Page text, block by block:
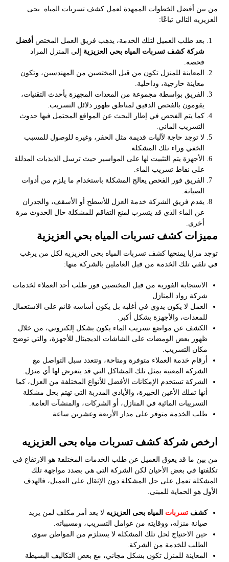
من بين أفضل الخطوات الممهدة لعمل كشف تسربات المياه بحى
العزيزيه التالي تباعًا:
بعد طلب العميل لتلك الخدمة، يذهب فريق العمل المختص أفضل
شركة كشف تسربات المياه بحي العزيزية
إلى المنزل المراد
فحصه.
المعاينة للمنزل تكون من قبل المختصين من المهندسين، وتكون
معاينة خارجية، وداخلية.
الفريق بواسطة مجموعة من المعدات المجهزة بأحدث التقنيات،
يقومون بالفحص الدقيق لمناطق ظهور دلائل التسريب.
كما يتم الفحص في إطار البحث عن المواقع المحتمل فيها حدوث
التسريب المائي.
لا توجد حاجة لآليات قديمة مثل الحفر، وغيره للوصول للمسبب
الخفي وراء تلك المشكلة.
الأجهزة يتم التثبيت لها على المواسير حيث ترسل الذبذبات المدللة
على نقاط تسريب الماء.
الفريق فور الفحص يعالج المشكلة باستخدام ما يلزم من أدوات
الصيانة.
يقدم فريق الشركة خدمة العزل للأسطح أو الأسقف، والجدران
عن الماء الذي قد يتسرب لمنع التفاقم للمشكلة حال الحدوث مرة
أخرى.
مميزات كشف تسربات المياه بحي العزيزية
توجد مزايا يمنحها كشف تسربات المياه بحى العزيزيه لكل من يرغب
في تلقي تلك الخدمة من قبل العاملين بالشركة منها:
الاستجابة الفورية من قبل المختصين فور طلب أحد العملاء لخدمات
شركة رواد المنازل
العمل لا يكون يدوي في أغلبه بل يكون أساسه قائم على الاستعمال
للمعدات، والأجهزة بشكل أكبر.
الكشف عن مواضع تسريب الماء يكون بشكل إلكتروني، من خلال
ظهور بعض الومضات على الشاشات الديجيتال للأجهزة، والتي توضح
مكان التسريب.
أرقام خدمة العملاء متوفرة ومتاحة، وتتعدد سبل التواصل مع
الشركة المعنية بمثل تلك المشاكل التي قد يتعرض لها أي منزل.
الشركة تستخدم الإمكانات الأفضل للأنواع المختلفة من العزل، كما
أنها تملك الأعين الخبيرة، والأيادي المدربة التي تهتم بحل مشكلة
التسريبات المائية في المنازل، أو الشركات، والمنشآت العامة.
طلب الخدمة متوفر على مدار الأربعة وعشرين ساعة.
ارخص شركة كشف تسربات مياه بحى العزيزيه
من بين ما قد يعوق العميل عن طلب الخدمات المختلفة هو الارتفاع في
تكلفتها في بعض الأحيان لكن الشركة التي هي بصدد مواجهة تلك
المشكلة تعمل على حل المشكلة دون الإثقال على العميل، فالهدف
الأول هو الحماية للمبنى.
كشفتسربات المياه بحى العزيزيه لا يعد أمر مكلف لمن يريد
صيانة منزله، ووقايته من عوامل التسريب، ومسبباته.
حين الاحتياج لحل تلك المشكلة لا يستلزم من المواطن سوى
الطلب للخدمة من الشركة.
المعاينة للمنزل تكون بشكل مجاني، مع بعض التكاليف البسيطة